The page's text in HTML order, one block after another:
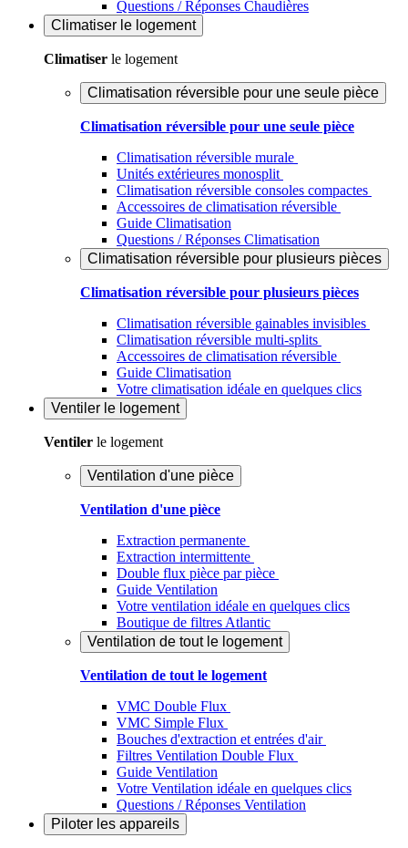
Questions / Réponses Chaudières
Climatiser le logement
Climatiser le logement
Climatisation réversible pour une seule pièce
Climatisation réversible pour une seule pièce
Climatisation réversible murale
Unités extérieures monosplit
Climatisation réversible consoles compactes
Accessoires de climatisation réversible
Guide Climatisation
Questions / Réponses Climatisation
Climatisation réversible pour plusieurs pièces
Climatisation réversible pour plusieurs pièces
Climatisation réversible gainables invisibles
Climatisation réversible multi-splits
Accessoires de climatisation réversible
Guide Climatisation
Votre climatisation idéale en quelques clics
Ventiler le logement
Ventiler le logement
Ventilation d'une pièce
Ventilation d'une pièce
Extraction permanente
Extraction intermittente
Double flux pièce par pièce
Guide Ventilation
Votre ventilation idéale en quelques clics
Boutique de filtres Atlantic
Ventilation de tout le logement
Ventilation de tout le logement
VMC Double Flux
VMC Simple Flux
Bouches d'extraction et entrées d'air
Filtres Ventilation Double Flux
Guide Ventilation
Votre Ventilation idéale en quelques clics
Questions / Réponses Ventilation
Piloter les appareils